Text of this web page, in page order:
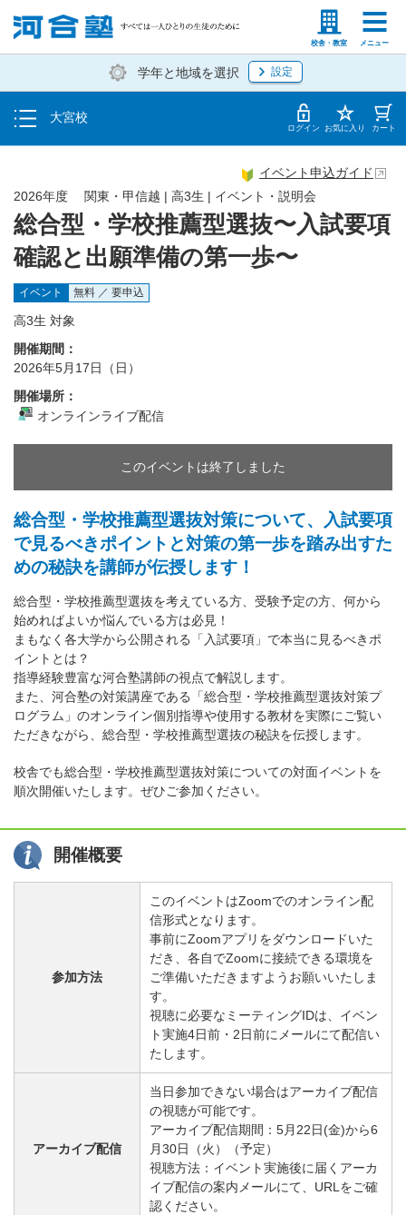
校舎・教室 メニュー
塾生の方 高等学校の先生
学年と地域を選択 設定
大宮校
トップ
地図・アクセス ログイン お気に入り カート
総合型・学校推薦型選抜〜入試要項
確認と出願準備の第一歩〜
2026年度 関東・甲信越 | 高3生 | イベント・説明会
イベント申込ガイド
イベント 無料 ／ 要申込
高3生 対象
開催期間：
2026年5月17日（日）
開催場所：
オンラインライブ配信
このイベントは終了しました
総合型・学校推薦型選抜対策について、入試要項
で見るべきポイントと対策の第一歩を踏み出すた
めの秘訣を講師が伝授します！
総合型・学校推薦型選抜を考えている方、受験予定の方、何から
始めればよいか悩んでいる方は必見！
まもなく各大学から公開される「入試要項」で本当に見るべきポ
イントとは？
指導経験豊富な河合塾講師の視点で解説します。
また、河合塾の対策講座である「総合型・学校推薦型選抜対策プ
ログラム」のオンライン個別指導や使用する教材を実際にご覧い
ただきながら、総合型・学校推薦型選抜の秘訣を伝授します。
校舎でも総合型・学校推薦型選抜対策についての対面イベントを
順次開催いたします。ぜひご参加ください。
開催概要
参加方法
このイベントはZoomでのオンライン配
信形式となります。
事前にZoomアプリをダウンロードいた
だき、各自でZoomに接続できる環境を
ご準備いただきますようお願いいたしま
す。
視聴に必要なミーティングIDは、イベン
ト実施4日前・2日前にメールにて配信い
たします。
アーカイブ配信
当日参加できない場合はアーカイブ配信
の視聴が可能です。
アーカイブ配信期間：5月22日(金)から6
月30日（火）（予定）
視聴方法：イベント実施後に届くアーカ
イブ配信の案内メールにて、URLをご確
認ください。